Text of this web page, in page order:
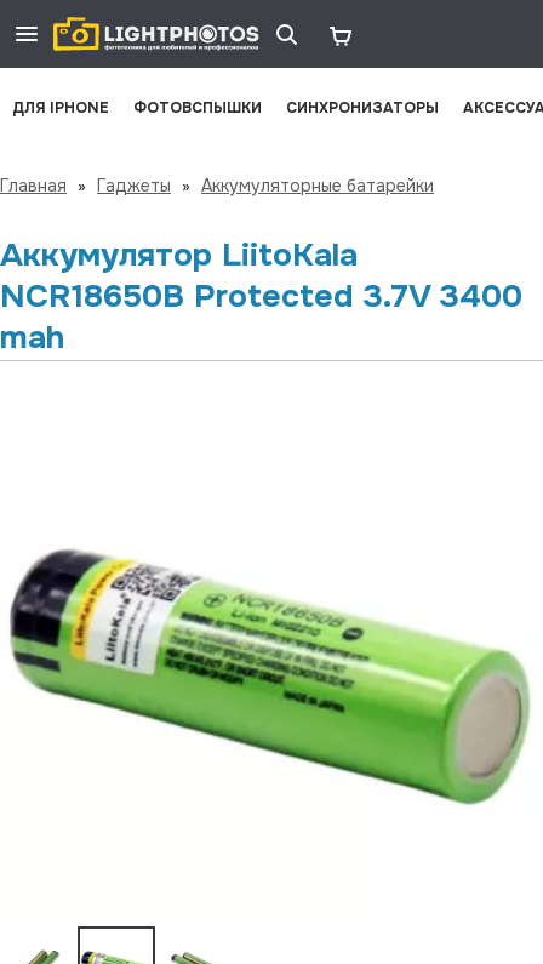
ДЛЯ IPHONE ФОТОВСПЫШКИ СИНХРОНИЗАТОРЫ
Главная » Гаджеты » Аккумуляторные батарейки
Аккумулятор LiitoKala
NCR18650B Protected 3.7V 3400
mah